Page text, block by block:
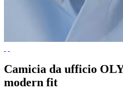
Camicia da ufficio
modern fit